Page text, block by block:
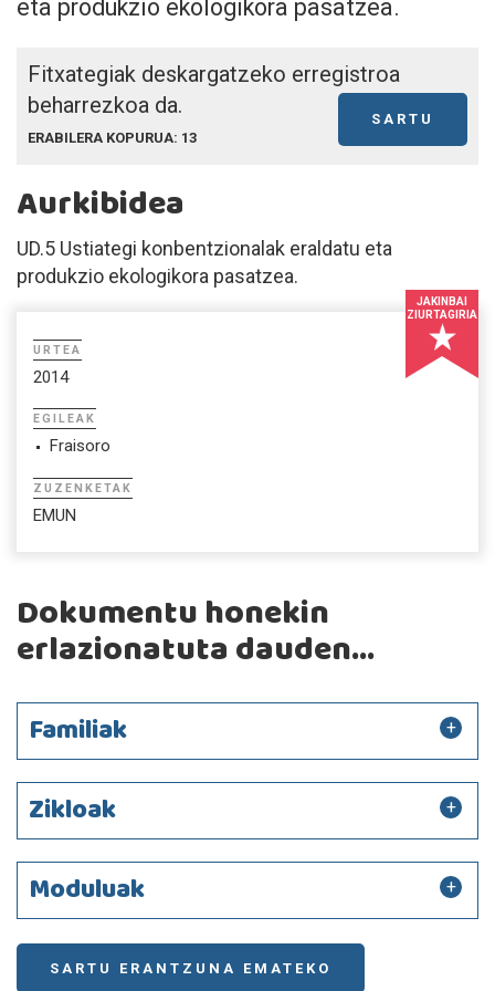
eta produkzio ekologikora pasatzea.
Fitxategiak deskargatzeko erregistroa
beharrezkoa da.
SARTU
ERABILERA KOPURUA: 13
Aurkibidea
UD.5 Ustiategi konbentzionalak eraldatu eta
produkzio ekologikora pasatzea.
JAKINBAI
ZIURTAGIRIA
URTEA
2014
EGILEAK
Fraisoro
ZUZENKETAK
EMUN
Dokumentu honekin
erlazionatuta dauden...
Familiak
Zikloak
Moduluak
SARTU ERANTZUNA EMATEKO